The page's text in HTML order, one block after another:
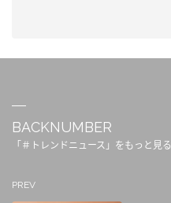
BACKNUMBER
「＃トレンドニュース」をもっと見る
PREV